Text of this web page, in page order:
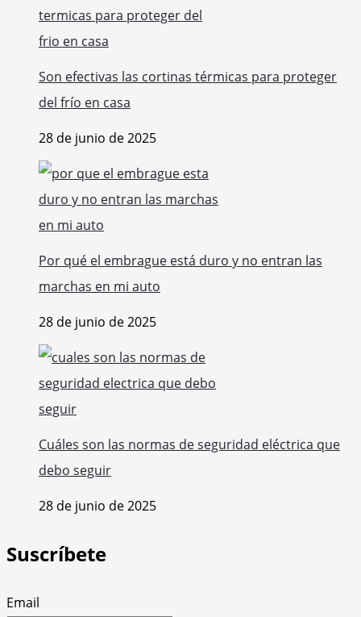
Son efectivas las cortinas térmicas para proteger
del frío en casa
28 de junio de 2025
Por qué el embrague está duro y no entran las
marchas en mi auto
28 de junio de 2025
Cuáles son las normas de seguridad eléctrica que
debo seguir
28 de junio de 2025
Suscríbete
Email